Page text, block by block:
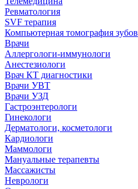
Ревматология
SVF терапия
Компьютерная томография зубов
Врачи
Аллергологи-иммунологи
Анестезиологи
Врач КТ диагностики
Врачи УВТ
Врачи УЗД
Гастроэнтерологи
Гинекологи
Дерматологи, косметологи
Кардиологи
Маммологи
Мануальные терапевты
Массажисты
Неврологи